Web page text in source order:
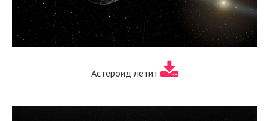
Астероид летит